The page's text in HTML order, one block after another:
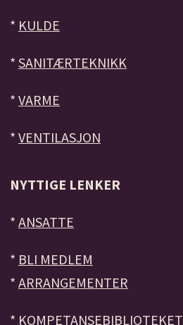
* KULDE
* SANITÆRTEKNIKK
* VARME
* VENTILASJON
NYTTIGE LENKER
* ANSATTE
* BLI MEDLEM
* ARRANGEMENTER
* KOMPETANSEBIBLIOTEKET